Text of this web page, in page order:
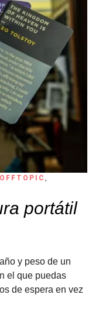
OFFTOPIC ,
portátil
y peso de un
el que puedas
de espera en vez